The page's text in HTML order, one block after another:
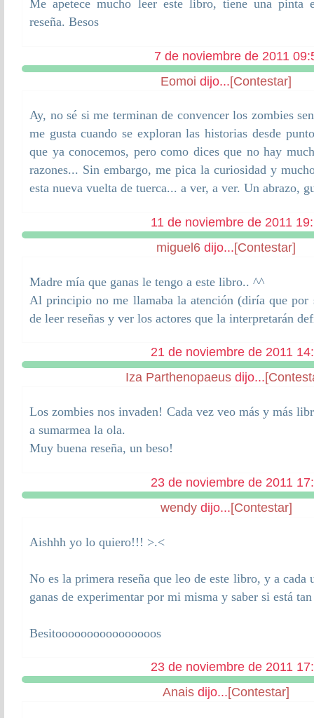
Me apetece mucho leer este libro, tiene una pinta
reseña. Besos
7 de noviembre de 2011
Eomoi dijo...[Contestar]
Ay, no sé si me terminan de convencer los zombies
me gusta cuando se exploran las historias desde
que ya conocemos, pero como dices que no hay
razones... Sin embargo, me pica la curiosidad y
esta nueva vuelta de tuerca... a ver, a ver. Un abrazo,
11 de noviembre de 2011
miguel6 dijo...[Contestar]
Madre mía que ganas le tengo a este libro.. ^^
Al principio no me llamaba la atención (diría que por
de leer reseñas y ver los actores que la interpretarán
21 de noviembre de 2011
Iza Parthenopaeus dijo...
Los zombies nos invaden! Cada vez veo más y más
a sumarmea la ola.
Muy buena reseña, un beso!
23 de noviembre de 2011
wendydijo...[Contestar]
Aishhh yo lo quiero!!! >.<
No es la primera reseña que leo de este libro, y a cada
ganas de experimentar por mi misma y saber si está
Besitoooooooooooooooos
23 de noviembre de 2011
Anais dijo...[Contestar]